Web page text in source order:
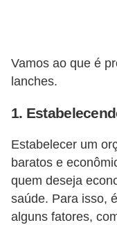
Vamos ao que é
lanches.
1.
Estabelecer um
baratos e
quem deseja
saúde. Para isso,
alguns fatores,
d
a
N
g
o
c
i